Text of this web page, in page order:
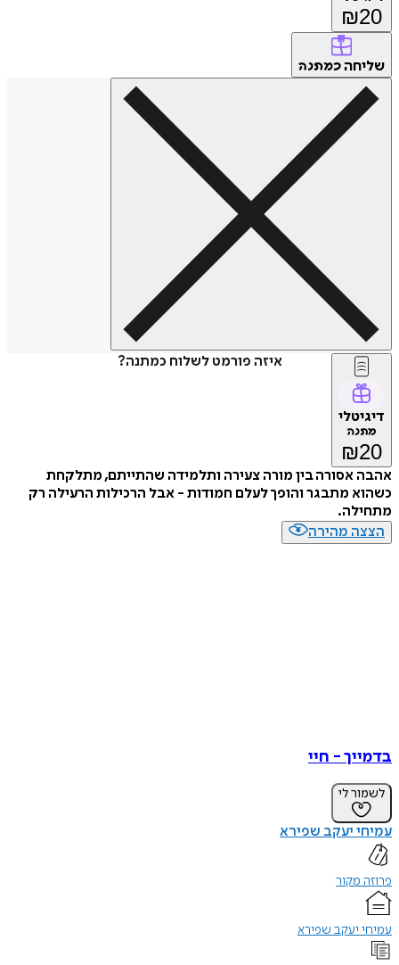
₪20
שליחה כמתנה
איזה פורמט לשלוח כמתנה?
דיגיטלי
מתנה
₪20
אהבה אסורה בין מורה צעירה ותלמידה שהתייתם, מתלקחת
כשהוא מתבגר והופך לעלם חמודות - אבל הרכילות הרעילה רק
מתחילה.
הצצה מהירה
בדמייך - חיי
לשמור לי
עמיחי יעקב שפירא
פרוזה מקור
עמיחי יעקב שפירא